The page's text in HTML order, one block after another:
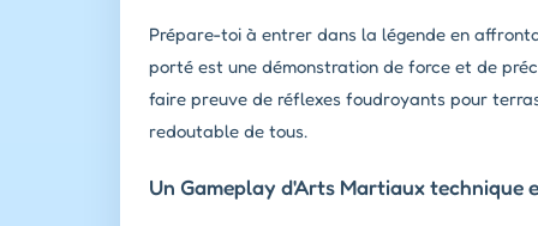
Prépare-toi à entrer dans la légende en
porté est une démonstration de force et de
faire preuve de réflexes foudroyants pour
redoutable de tous.
Un Gameplay d'Arts Martiaux technique